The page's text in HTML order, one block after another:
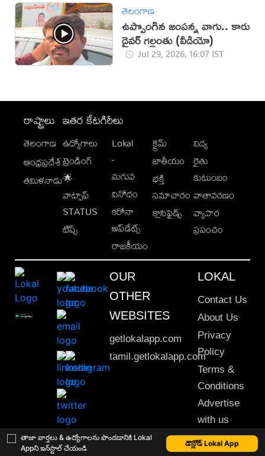
తాజా వార్తలు & ఉద్యోగాలను పొందడానికి Lokal
Appని ఇన్‌స్టాల్ చేయండి
డౌన్లోడ్ Lokal App
తెలంగాణ
ఉప్పొంగిన జంపన్న వాగు.. కారు
డ్రైవర్ గల్లంతు (వీడియో)
Jul 29, 2026, 16:07 IST
రాష్ట్రాలు
తెలంగాణ
ఆంధ్రప్రదేశ్
తమిళనాడు
ఇతర కేటగిరీలు
ఉద్యోగాలు
ట్రెండింగ్
🌟
వాట్సాప్
STATUS
టిప్స్
Lokal
-
మగువ
వినోదం
కరోనా
అప్‌డేట్స్
రాజకీయం
క్రైమ్
జాతీయం
భక్తి
సమాచారం
క్లాసిఫైడ్స్
విద్య
రైతు
కుటుంబం
వాతావరణం
వ్యాపార
ప్రపంచం
OUR
OTHER
WEBSITES
getlokalapp.com
tamil.getlokalapp.com
LOKAL
Contact Us
About Us
Privacy
Policy
Terms &
Conditions
Advertise
with us
Sitemap
This material may not be published, transmitted, rewritten or redistributed. © 2020 Lokal App. All rights reserved.